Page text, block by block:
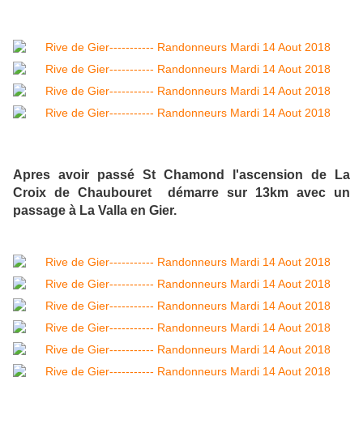
Apres avoir passé St Chamond l'ascension de La
Croix de Chaubouret démarre sur 13km avec un
passage à La Valla en Gier.